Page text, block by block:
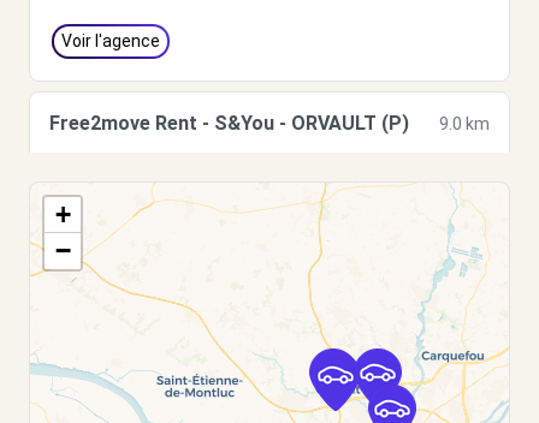
Voir l'agence
Free2move Rent - S&You - ORVAULT (P)
9.0 km
Orvault, FR-44, 44700
Voir l'agence
Free2move Rent - S&You - ORVAULT (C)
9.0 km
330 route de Vannes, Le Croisy
Orvault, FR-44, 44700
+
−